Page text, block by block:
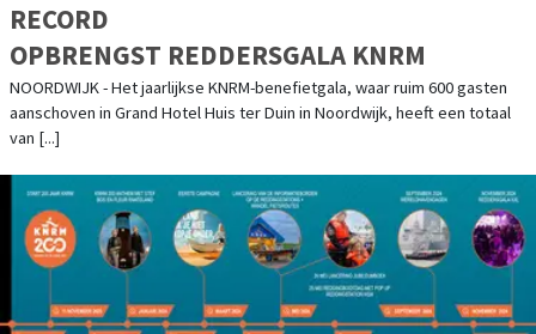
RECORD
OPBRENGST REDDERSGALA KNRM
NOORDWIJK - Het jaarlijkse KNRM-benefietgala, waar ruim 600 gasten
aanschoven in Grand Hotel Huis ter Duin in Noordwijk, heeft een totaal
van [...]